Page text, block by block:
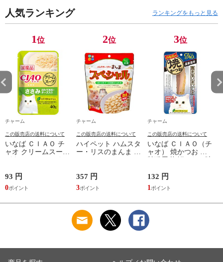
人気ランキング ランキングをもっと見る
1位
チャーム
この販売店の送料について
いなば ＣＩＡＯ チ
ャオ クリームスープ
４０ｇ 猫 キャット
フード 関東当日便
93 円
0
2位
チャーム
この販売店の送料について
ハイペット ハムスタ
ー・リスのまんま ス
東当日便
357 円
3
3位
チャーム
この販売店の送料について
いなば ＣＩＡＯ（チ
ャオ） 焼かつお 高
当日便
132 円
1